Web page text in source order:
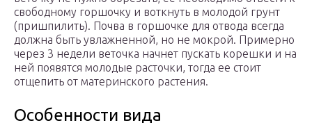
свободному горшочку и воткнуть в молодой грунт
(пришпилить). Почва в горшочке для отвода всегда
должна быть увлажненной, но не мокрой. Примерно
через 3 недели веточка начнет пускать корешки и на
ней появятся молодые расточки, тогда ее стоит
отщепить от материнского растения.
Особенности вида